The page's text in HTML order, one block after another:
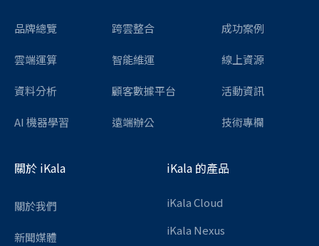
品牌總覽
雲端運算
資料分析
AI 機器學習
跨雲整合
智能維運
顧客數據平台
遠端辦公
成功案例
線上資源
活動資訊
技術專欄
關於 iKala
關於我們
新聞媒體
iKala 的產品
iKala Cloud
iKala Nexus